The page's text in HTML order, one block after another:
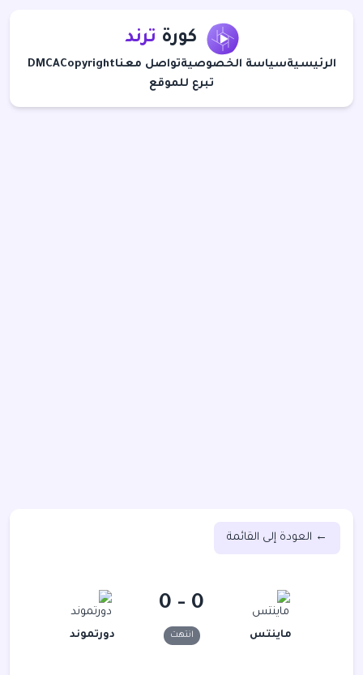
كورة ترند
الرئيسيةسياسة الخصوصيةتواصل معناCopyright
DMCA
تبرع للموقع
← العودة إلى القائمة
ماينتس
0 - 0
انتهت دورتموند